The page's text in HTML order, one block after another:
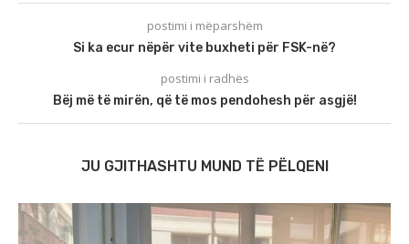
postimi i mëparshëm
Si ka ecur nëpër vite buxheti për FSK-në?
postimi i radhës
Bëj më të mirën, që të mos pendohesh për asgjë!
JU GJITHASHTU MUND TË PËLQENI